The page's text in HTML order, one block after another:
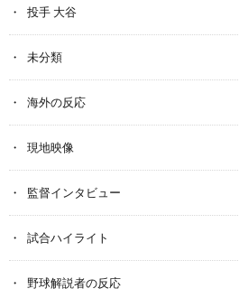
投手 大谷
未分類
海外の反応
現地映像
監督インタビュー
試合ハイライト
野球解説者の反応